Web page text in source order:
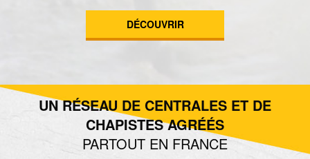
DÉCOUVRIR
UN RÉSEAU DE CENTRALES ET DE
CHAPISTES AGRÉÉS
PARTOUT EN FRANCE